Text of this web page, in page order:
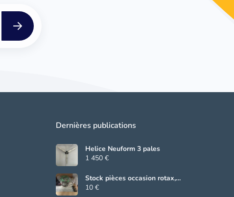
Dernières publications
Helice Neuform 3 pales
1 450 €
Stock pièces occasion rotax,
Beringer, grs
10 €